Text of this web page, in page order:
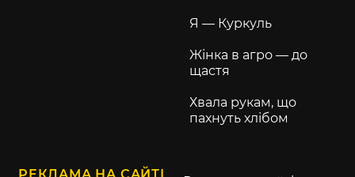
Я — Куркуль
Жінка в агро — до
щастя
Хвала рукам, що
пахнуть хлібом